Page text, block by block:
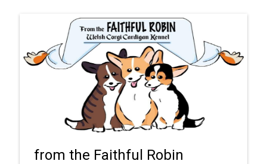
from the Faithful Robin